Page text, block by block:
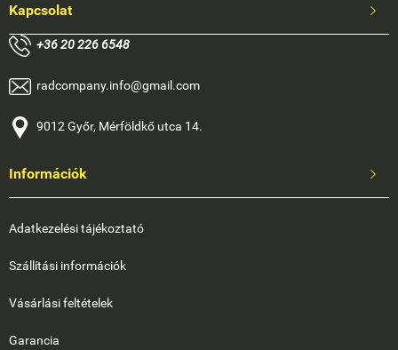
Kapcsolat 
+36 20 226 6548
radcompany.info@gmail.com
9012 Győr, Mérföldkő utca 14.
Információk 
Adatkezelési tájékoztató
Szállítási információk
Vásárlási feltételek
Garancia